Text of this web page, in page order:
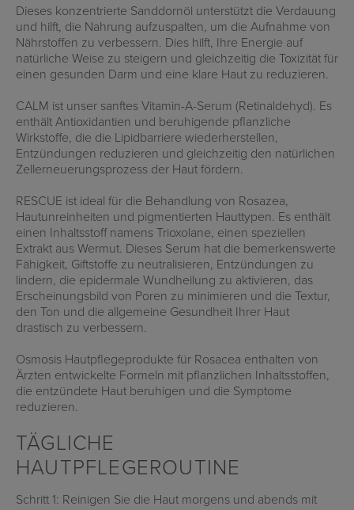
Dieses konzentrierte Sanddornöl unterstützt die Verdauung
und hilft, die Nahrung aufzuspalten, um die Aufnahme von
Nährstoffen zu verbessern. Dies hilft, Ihre Energie auf
natürliche Weise zu steigern und gleichzeitig die Toxizität für
einen gesunden Darm und eine klare Haut zu reduzieren.
CALM ist unser sanftes Vitamin-A-Serum (Retinaldehyd). Es
enthält Antioxidantien und beruhigende pflanzliche
Wirkstoffe, die die Lipidbarriere wiederherstellen,
Entzündungen reduzieren und gleichzeitig den natürlichen
Zellerneuerungsprozess der Haut fördern.
RESCUE ist ideal für die Behandlung von Rosazea,
Hautunreinheiten und pigmentierten Hauttypen. Es enthält
einen Inhaltsstoff namens Trioxolane, einen speziellen
Extrakt aus Wermut. Dieses Serum hat die bemerkenswerte
Fähigkeit, Giftstoffe zu neutralisieren, Entzündungen zu
lindern, die epidermale Wundheilung zu aktivieren, das
Erscheinungsbild von Poren zu minimieren und die Textur,
den Ton und die allgemeine Gesundheit Ihrer Haut
drastisch zu verbessern.
Osmosis Hautpflegeprodukte für Rosacea enthalten von
Ärzten entwickelte Formeln mit pflanzlichen Inhaltsstoffen,
die entzündete Haut beruhigen und die Symptome
reduzieren.
TÄGLICHE
HAUTPFLEGEROUTINE
Schritt 1: Reinigen Sie die Haut morgens und abends mit